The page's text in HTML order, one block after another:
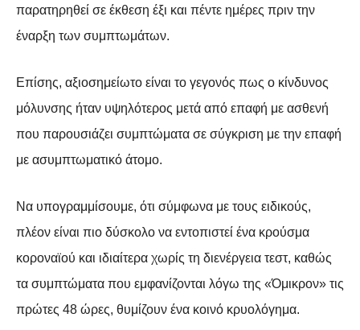
παρατηρηθεί σε έκθεση έξι και πέντε ημέρες πριν την
έναρξη των συμπτωμάτων.
Επίσης, αξιοσημείωτο είναι το γεγονός πως ο κίνδυνος
μόλυνσης ήταν υψηλότερος μετά από επαφή με ασθενή
που παρουσιάζει συμπτώματα σε σύγκριση με την επαφή
με ασυμπτωματικό άτομο.
Να υπογραμμίσουμε, ότι σύμφωνα με τους ειδικούς,
πλέον είναι πιο δύσκολο να εντοπιστεί ένα κρούσμα
κοροναϊού και ιδιαίτερα χωρίς τη διενέργεια τεστ, καθώς
τα συμπτώματα που εμφανίζονται λόγω της «Όμικρον» τις
πρώτες 48 ώρες, θυμίζουν ένα κοινό κρυολόγημα.